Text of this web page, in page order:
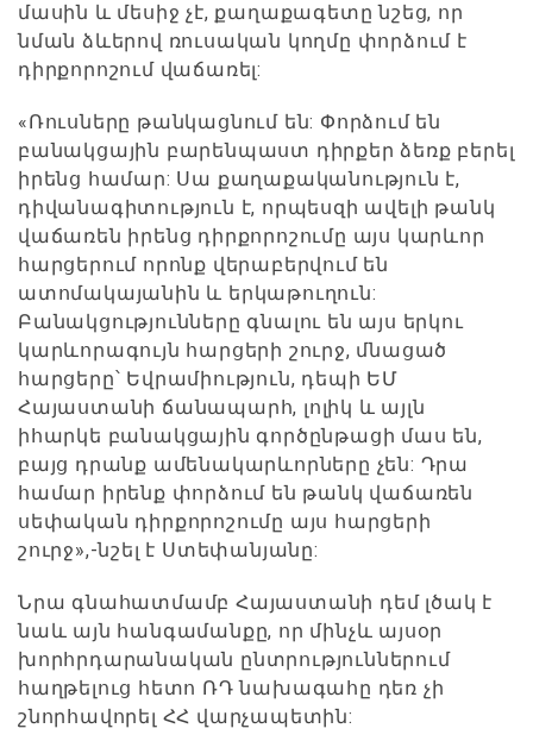
մասին և մեսիջ չէ, քաղաքագետը նշեց, որ
նման ձևերով ռուսական կողմը փորձում է
դիրքորոշում վաճառել:
«Ռուսները թանկացնում են: Փորձում են
բանակցային բարենպաստ դիրքեր ձեռք բերել
իրենց համար: Սա քաղաքականություն է,
դիվանագիտություն է, որպեսզի ավելի թանկ
վաճառեն իրենց դիրքորոշումը այս կարևոր
հարցերում որոնք վերաբերվում են
ատոմակայանին և երկաթուղուն:
Բանակցությունները գնալու են այս երկու
կարևորագույն հարցերի շուրջ, մնացած
հարցերը՝ Եվրամիություն, դեպի ԵՄ
Հայաստանի ճանապարհ, լոլիկ և այլն
իհարկե բանակցային գործընթացի մաս են,
բայց դրանք ամենակարևորները չեն: Դրա
համար իրենք փորձում են թանկ վաճառեն
սեփական դիրքորոշումը այս հարցերի
շուրջ»,-նշել է Ստեփանյանը:
Նրա գնահատմամբ Հայաստանի դեմ լծակ է
նաև այն հանգամանքը, որ մինչև այսօր
խորհրդարանական ընտրություններում
հաղթելուց հետո ՌԴ նախագահը դեռ չի
շնորհավորել ՀՀ վարչապետին: